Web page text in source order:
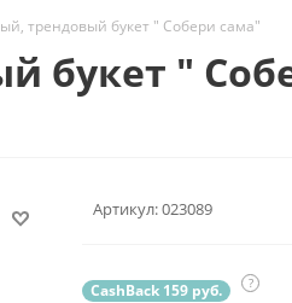
трендовый букет " Собери сама"
букет "
Артикул:023089
CashBack 159 руб. ?